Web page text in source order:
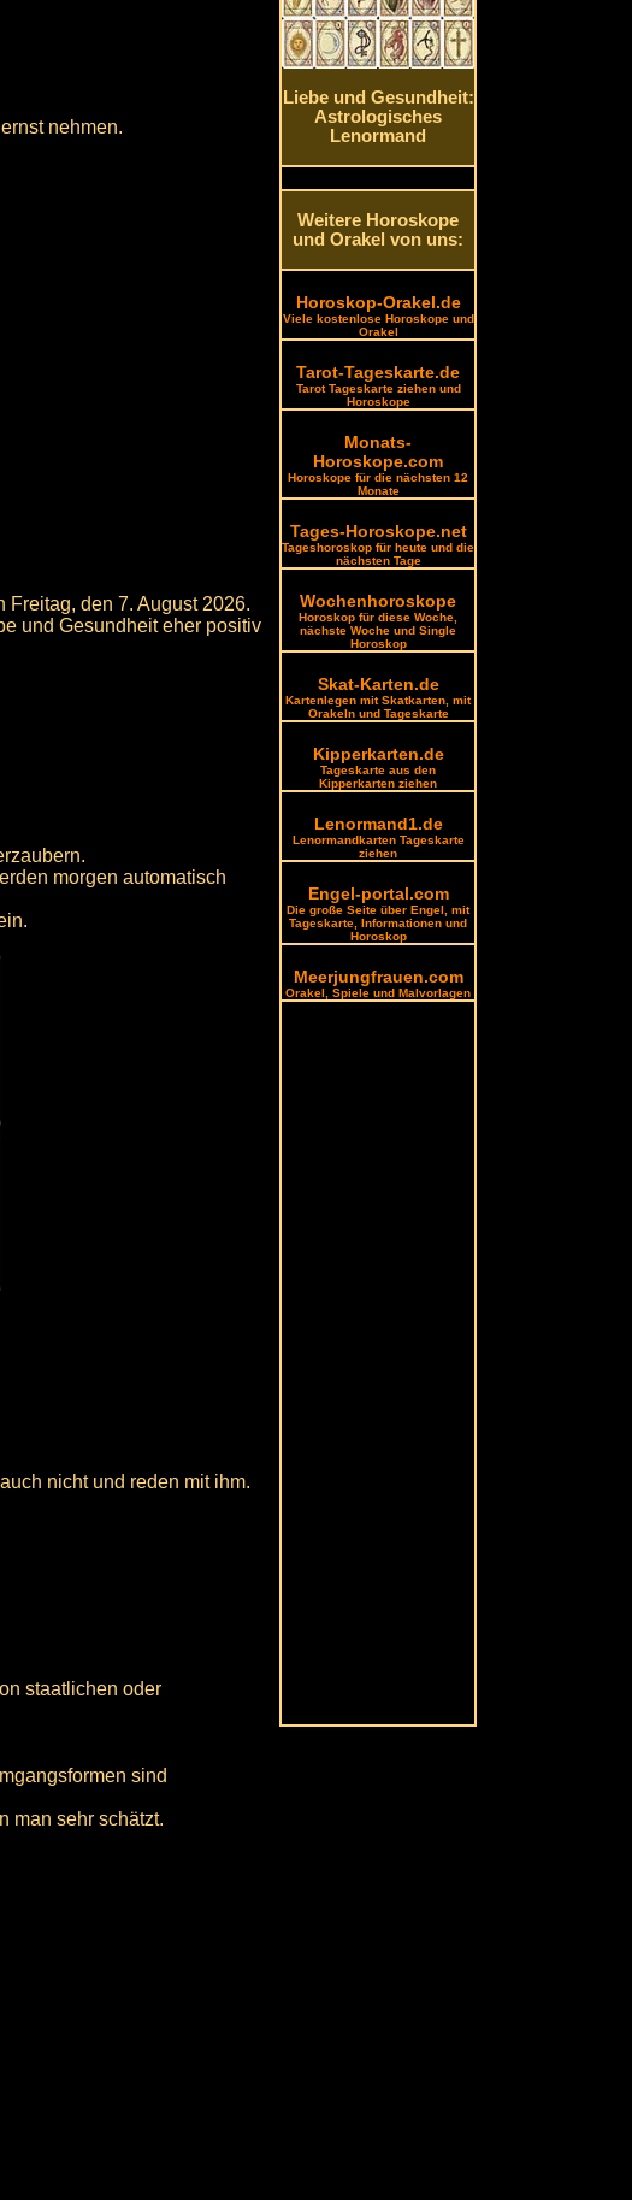
nehmen.
Freitag, den 7. August 2026.
und Gesundheit eher positiv
morgen automatisch
nicht und reden mit ihm.
staatlichen oder
sind
man sehr schätzt.
Liebe und Gesundheit:
Astrologisches
Lenormand
Weitere Horoskope
und Orakel von uns:
Horoskop-Orakel.de
Viele kostenlose Horoskope und
Orakel
Tarot-Tageskarte.de
Tarot Tageskarte ziehen und
Horoskope
Monats-
Horoskope.com
Horoskope für die nächsten 12
Monate
Tages-Horoskope.net
Tageshoroskop für heute und die
nächsten Tage
Wochenhoroskope
Horoskop für diese Woche,
nächste Woche und Single
Horoskop
Skat-Karten.de
Kartenlegen mit Skatkarten, mit
Orakeln und Tageskarte
Kipperkarten.de
Tageskarte aus den
Kipperkarten ziehen
Lenormand1.de
Lenormandkarten Tageskarte
ziehen
Engel-portal.com
Die große Seite über Engel, mit
Tageskarte, Informationen und
Horoskop
Meerjungfrauen.com
Orakel, Spiele und Malvorlagen